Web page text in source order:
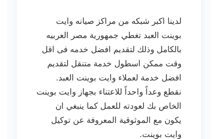
لدينا اكبر شبكه من مراكز صيانه وايت
بوينت العبد تغطي جمهورية مصر العربيه
بالكامل وذلك لتقديم افضل خدمه فى اقل
وقت ممكن اسطول خدمة متنقل لتقديم
افضل خدمة لعملاء وايت بوينت العبد.
نقطع وعداً واحداً للاعتناء بجهاز وايت بوينت
الخاص بك لعودته للعمل كما ينبغي ان
يكون مع الموثوقية المعروفة عن توكيل
وايت بوينت.